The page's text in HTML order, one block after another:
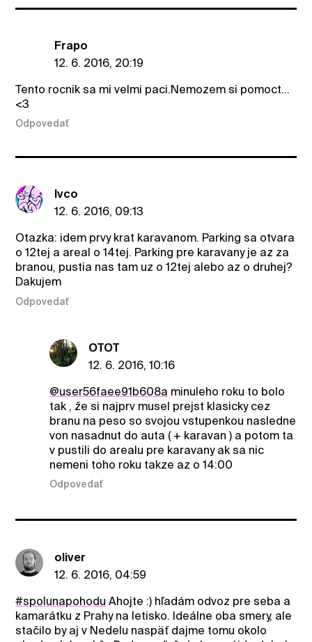
Frapo
12. 6. 2016, 20:19
Tento rocnik sa mi velmi paci.Nemozem si pomoct...
<3
Odpovedať
Ivco
12. 6. 2016, 09:13
Otazka: idem prvy krat karavanom. Parking sa otvara
o 12tej a areal o 14tej. Parking pre karavany je az za
branou, pustia nas tam uz o 12tej alebo az o druhej?
Dakujem
Odpovedať
OTOT
12. 6. 2016, 10:16
@user56faee91b608a minuleho roku to bolo
tak , že si najprv musel prejst klasicky cez
branu na peso so svojou vstupenkou nasledne
von nasadnut do auta ( + karavan ) a potom ta
v pustili do arealu pre karavany ak sa nic
nemeni toho roku takze az o 14:00
Odpovedať
oliver
12. 6. 2016, 04:59
#spolunapohodu Ahojte :) hľadám odvoz pre seba a
kamarátku z Prahy na letisko. Ideálne oba smery, ale
stačilo by aj v Nedelu naspäť dajme tomu okolo